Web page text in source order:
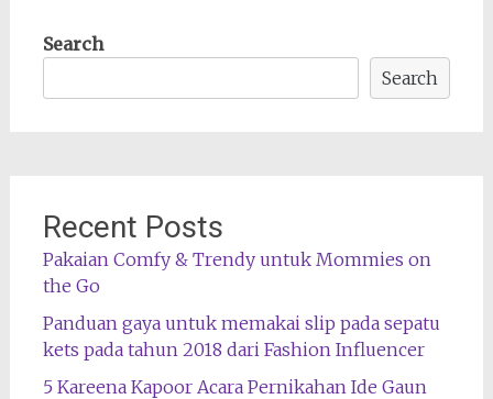
Search
Search
Recent Posts
Pakaian Comfy & Trendy untuk Mommies on
the Go
Panduan gaya untuk memakai slip pada sepatu
kets pada tahun 2018 dari Fashion Influencer
5 Kareena Kapoor Acara Pernikahan Ide Gaun